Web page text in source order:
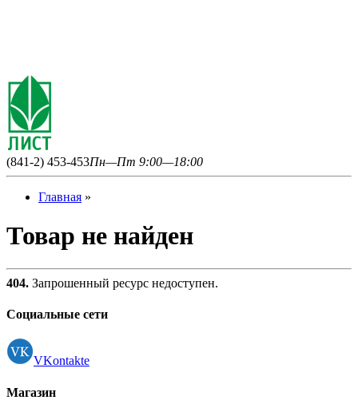
(841-2) 453-453Пн—Пт 9:00—18:00
Главная »
Товар не найден
404. Запрошенный ресурс недоступен.
Социальные сети
VKontakte
Магазин